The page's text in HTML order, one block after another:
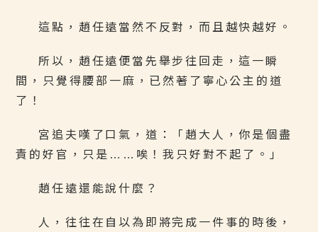
這點，趙任遠當然不反對，而且越快越好。
所以，趙任遠便當先舉步往回走，這一瞬
間，只覺得腰部一麻，已然著了寧心公主的道
了！
宮追夫嘆了口氣，道：「趙大人，你是個盡
責的好官，只是……唉！我只好對不起了。」
趙任遠還能說什麼？
人，往往在自以為即將完成一件事的時後，